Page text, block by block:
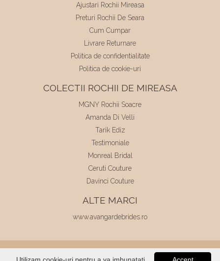
Ajustari Rochii Mireasa
Preturi Rochii De Seara
Cum Cumpar
Livrare Returnare
Politica de confidentialitate
Politica de cookie-uri
COLECTII ROCHII DE MIREASA
MGNY Rochii Soacre
Amanda Di Velli
Tarik Ediz
Testimoniale
Monreal Bridal
Ceruti Couture
Davinci Couture
ALTE MARCI
www.avangardebrides.ro
© 2026Elite Mariaj | Toate drepturile